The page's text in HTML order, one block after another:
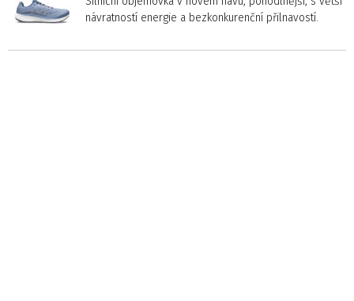
návratností energie a bezkonkurenční přilnavostí.